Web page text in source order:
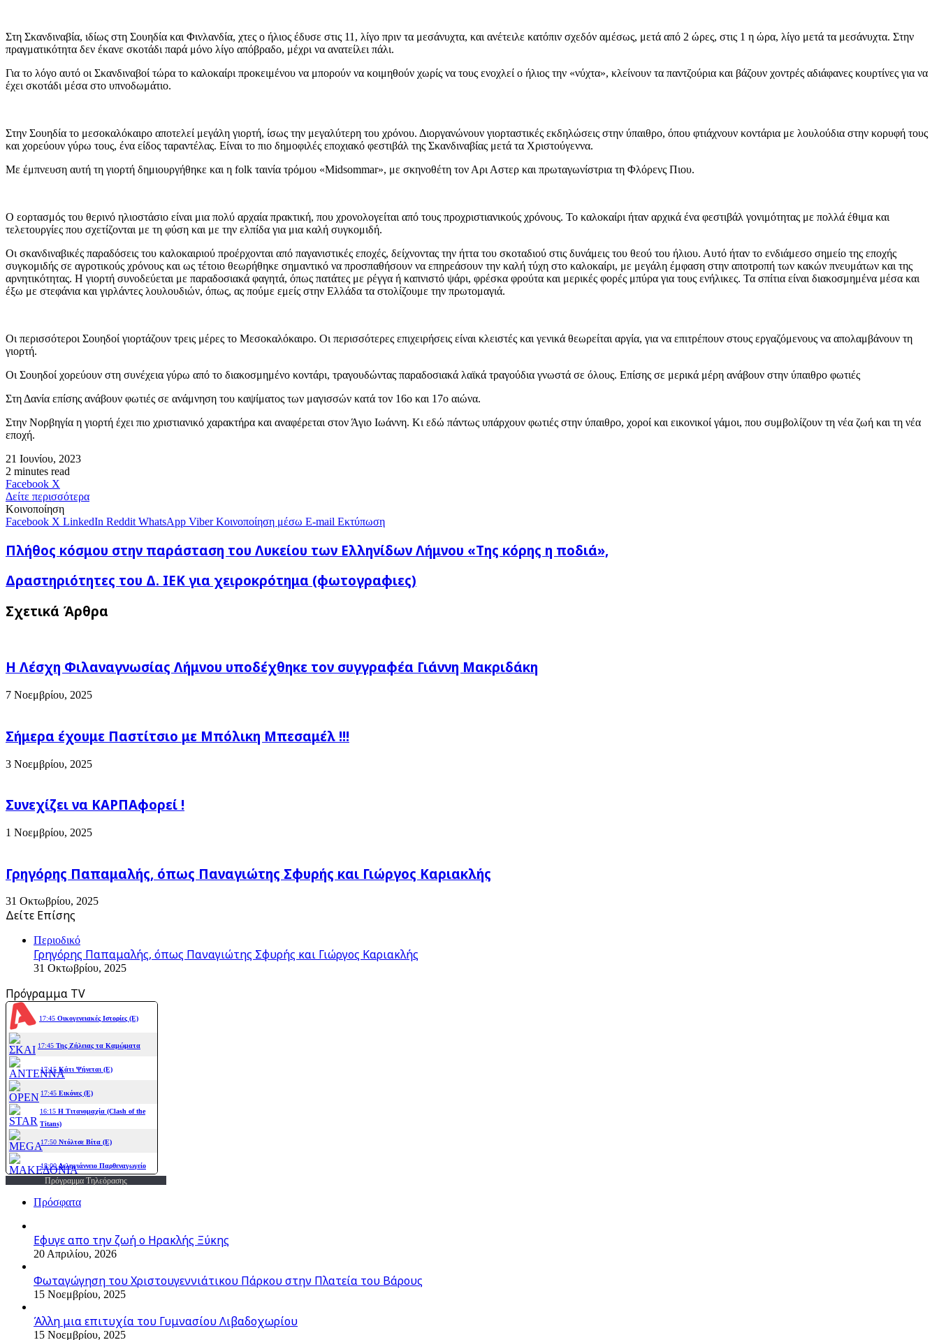
Στη Σκανδιναβία, ιδίως στη Σουηδία και Φινλανδία, χτες ο ήλιος έδυσε στις 11, λίγο πριν τα μεσάνυχτα, και ανέτειλε κατόπιν σχεδόν αμέσως, μετά από 2 ώρες, στις 1 η ώρα, λίγο μετά τα μεσάνυχτα. Στην
πραγματικότητα δεν έκανε σκοτάδι παρά μόνο λίγο απόβραδο, μέχρι να ανατείλει πάλι.
Για το λόγο αυτό οι Σκανδιναβοί τώρα το καλοκαίρι προκειμένου να μπορούν να κοιμηθούν χωρίς να τους ενοχλεί ο ήλιος την «νύχτα», κλείνουν τα παντζούρια και βάζουν χοντρές αδιάφανες κουρτίνες για να
έχει σκοτάδι μέσα στο υπνοδωμάτιο.
Στην Σουηδία το μεσοκαλόκαιρο αποτελεί μεγάλη γιορτή, ίσως την μεγαλύτερη του χρόνου. Διοργανώνουν γιορταστικές εκδηλώσεις στην ύπαιθρο, όπου φτιάχνουν κοντάρια με λουλούδια στην κορυφή τους
και χορεύουν γύρω τους, ένα είδος ταραντέλας. Είναι το πιο δημοφιλές εποχιακό φεστιβάλ της Σκανδιναβίας μετά τα Χριστούγεννα.
Με έμπνευση αυτή τη γιορτή δημιουργήθηκε και η folk ταινία τρόμου «Midsommar», με σκηνοθέτη τον Αρι Αστερ και πρωταγωνίστρια τη Φλόρενς Πιου.
Ο εορτασμός του θερινό ηλιοστάσιο είναι μια πολύ αρχαία πρακτική, που χρονολογείται από τους προχριστιανικούς χρόνους. Το καλοκαίρι ήταν αρχικά ένα φεστιβάλ γονιμότητας με πολλά έθιμα και
τελετουργίες που σχετίζονται με τη φύση και με την ελπίδα για μια καλή συγκομιδή.
Οι σκανδιναβικές παραδόσεις του καλοκαιριού προέρχονται από παγανιστικές εποχές, δείχνοντας την ήττα του σκοταδιού στις δυνάμεις του θεού του ήλιου. Αυτό ήταν το ενδιάμεσο σημείο της εποχής
συγκομιδής σε αγροτικούς χρόνους και ως τέτοιο θεωρήθηκε σημαντικό να προσπαθήσουν να επηρεάσουν την καλή τύχη στο καλοκαίρι, με μεγάλη έμφαση στην αποτροπή των κακών πνευμάτων και της
αρνητικότητας. Η γιορτή συνοδεύεται με παραδοσιακά φαγητά, όπως πατάτες με ρέγγα ή καπνιστό ψάρι, φρέσκα φρούτα και μερικές φορές μπύρα για τους ενήλικες. Τα σπίτια είναι διακοσμημένα μέσα και
έξω με στεφάνια και γιρλάντες λουλουδιών, όπως, ας πούμε εμείς στην Ελλάδα τα στολίζουμε την πρωτομαγιά.
Οι περισσότεροι Σουηδοί γιορτάζουν τρεις μέρες το Μεσοκαλόκαιρο. Οι περισσότερες επιχειρήσεις είναι κλειστές και γενικά θεωρείται αργία, για να επιτρέπουν στους εργαζόμενους να απολαμβάνουν τη
γιορτή.
Οι Σουηδοί χορεύουν στη συνέχεια γύρω από το διακοσμημένο κοντάρι, τραγουδώντας παραδοσιακά λαϊκά τραγούδια γνωστά σε όλους. Επίσης σε μερικά μέρη ανάβουν στην ύπαιθρο φωτιές
Στη Δανία επίσης ανάβουν φωτιές σε ανάμνηση του καψίματος των μαγισσών κατά τον 16ο και 17ο αιώνα.
Στην Νορβηγία η γιορτή έχει πιο χριστιανικό χαρακτήρα και αναφέρεται στον Άγιο Ιωάννη. Κι εδώ πάντως υπάρχουν φωτιές στην ύπαιθρο, χοροί και εικονικοί γάμοι, που συμβολίζουν τη νέα ζωή και τη νέα
εποχή.
21 Ιουνίου, 2023
2 minutes read
Facebook X
μέσω
E-
mail
Δείτε περισσότερα
Κοινοποίηση
Facebook X LinkedIn Reddit WhatsApp Viber Κοινοποίηση μέσω E-mail Εκτύπωση
Πλήθος
κόσμου
παράσταση
Λυκείου
των
«Της
κόρης
ποδιά»,
Πλήθος κόσμου στην παράσταση του Λυκείου των Ελληνίδων Λήμνου «Της κόρης η ποδιά»,
Δραστηριότητες
του
ΙΕΚ
Δραστηριότητες του Δ. ΙΕΚ για χειροκρότημα (φωτογραφιες)
Σχετικά Άρθρα
Η Λέσχη Φιλαναγνωσίας Λήμνου υποδέχθηκε τον συγγραφέα Γιάννη Μακριδάκη
7 Νοεμβρίου, 2025
Σήμερα έχουμε Παστίτσιο με Μπόλικη Μπεσαμέλ !!!
3 Νοεμβρίου, 2025
Συνεχίζει να ΚΑΡΠΑφορεί !
1 Νοεμβρίου, 2025
Γρηγόρης Παπαμαλής, όπως Παναγιώτης Σφυρής και Γιώργος Καριακλής
31 Οκτωβρίου, 2025
Δείτε Επίσης
Περιοδικό
Γρηγόρης Παπαμαλής, όπως Παναγιώτης Σφυρής και Γιώργος Καριακλής
31 Οκτωβρίου, 2025
Πρόγραμμα TV
Πρόγραμμα Τηλεόρασης
Πρόσφατα
Εφυγε απο την ζωή o Ηρακλής Ξύκης
20 Απριλίου, 2026
Φωταγώγηση του Χριστουγεννιάτικου Πάρκου στην Πλατεία του Βάρους
15 Νοεμβρίου, 2025
Άλλη μια επιτυχία του Γυμνασίου Λιβαδοχωρίου
15 Νοεμβρίου, 2025